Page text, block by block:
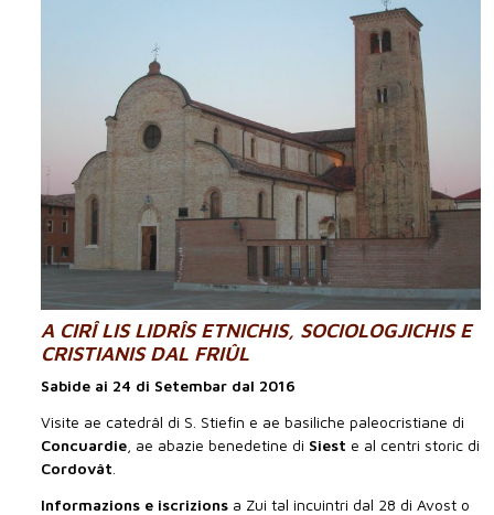
A CIRÎ LIS LIDRÎS ETNICHIS, SOCIOLOGJICHIS E
CRISTIANIS DAL FRIÛL
Sabide ai 24 di Setembar dal 2016
Visite ae catedrâl di S. Stiefin e ae basiliche paleocristiane di
Concuardie , ae abazie benedetine di Siest e al centri storic di
Cordovât
Informazions e iscrizions a Zui tal incuintri dal 28 di Avost o